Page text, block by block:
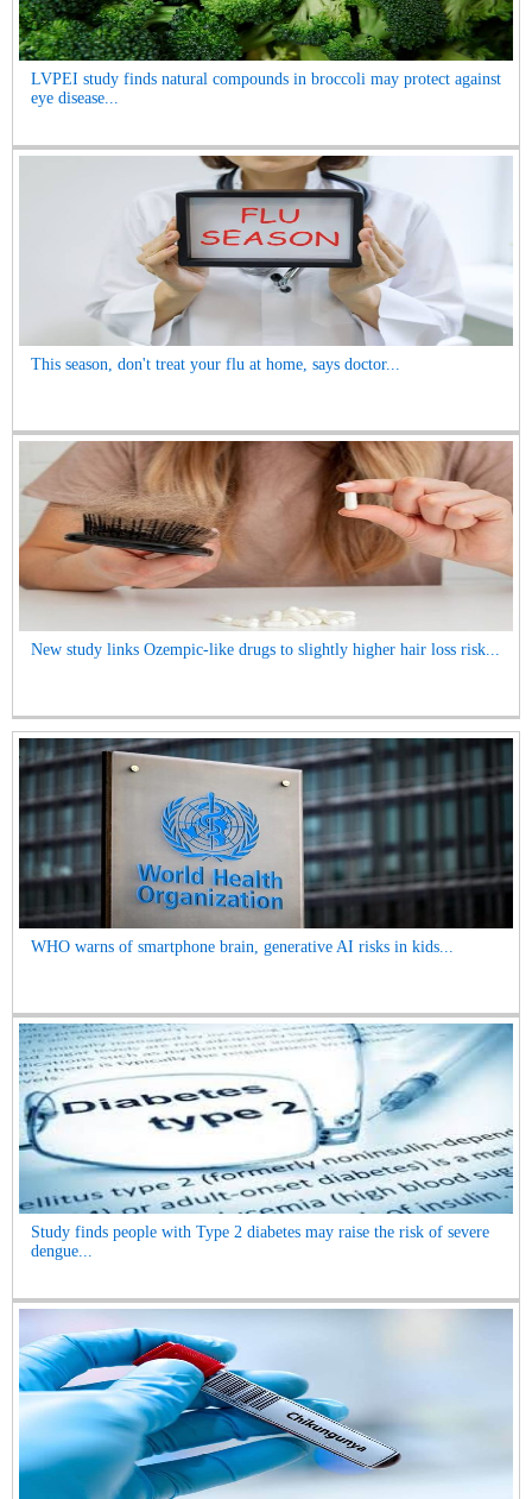
LVPEI study finds natural compounds in broccoli may protect against
eye disease...
This season, don't treat your flu at home, says doctor...
New study links Ozempic-like drugs to slightly higher hair loss risk...
WHO warns of smartphone brain, generative AI risks in kids...
Study finds people with Type 2 diabetes may raise the risk of severe
dengue...